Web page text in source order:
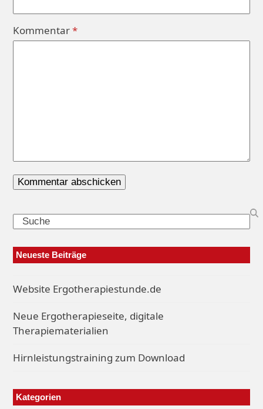
Kommentar*
Search
Neueste Beiträge
Website Ergotherapiestunde.de
Neue Ergotherapieseite, digitale
Therapiematerialien
Hirnleistungstraining zum Download
Kategorien